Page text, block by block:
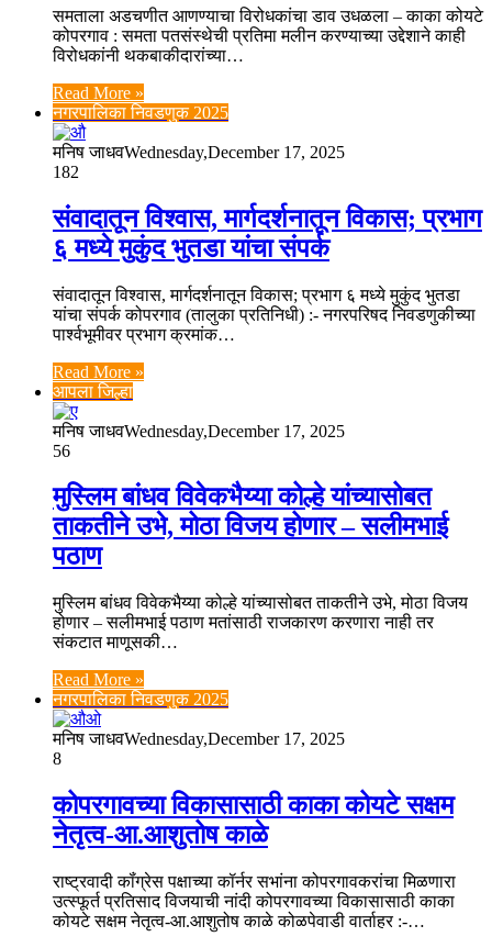
समताला अडचणीत आणण्याचा विरोधकांचा डाव उधळला – काका कोयटे
कोपरगाव : समता पतसंस्थेची प्रतिमा मलीन करण्याच्या उद्देशाने काही
विरोधकांनी थकबाकीदारांच्या…
Read More »
नगरपालिका निवडणुक 2025
मनिष जाधवWednesday,December 17, 2025
182
संवादातून विश्वास, मार्गदर्शनातून विकास; प्रभाग
६ मध्ये मुकुंद भुतडा यांचा संपर्क
संवादातून विश्वास, मार्गदर्शनातून विकास; प्रभाग ६ मध्ये मुकुंद भुतडा
यांचा संपर्क कोपरगाव (तालुका प्रतिनिधी) :- नगरपरिषद निवडणुकीच्या
पार्श्वभूमीवर प्रभाग क्रमांक…
Read More »
आपला जिल्हा
मनिष जाधवWednesday,December 17, 2025
56
मुस्लिम बांधव विवेकभैय्या कोल्हे यांच्यासोबत
ताकतीने उभे, मोठा विजय होणार – सलीमभाई
पठाण
मुस्लिम बांधव विवेकभैय्या कोल्हे यांच्यासोबत ताकतीने उभे, मोठा विजय
होणार – सलीमभाई पठाण मतांसाठी राजकारण करणारा नाही तर
संकटात माणूसकी…
Read More »
नगरपालिका निवडणुक 2025
मनिष जाधवWednesday,December 17, 2025
8
कोपरगावच्या विकासासाठी काका कोयटे सक्षम
नेतृत्व-आ.आशुतोष काळे
राष्ट्रवादी कॉंग्रेस पक्षाच्या कॉर्नर सभांना कोपरगावकरांचा मिळणारा
उत्स्फूर्त प्रतिसाद विजयाची नांदी कोपरगावच्या विकासासाठी काका
कोयटे सक्षम नेतृत्व-आ.आशुतोष काळे कोळपेवाडी वार्ताहर :-…